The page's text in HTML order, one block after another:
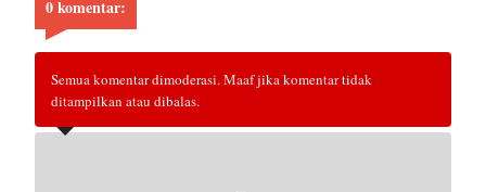
0 komentar:
Semua komentar dimoderasi. Maaf jika komentar tidak
ditampilkan atau dibalas.